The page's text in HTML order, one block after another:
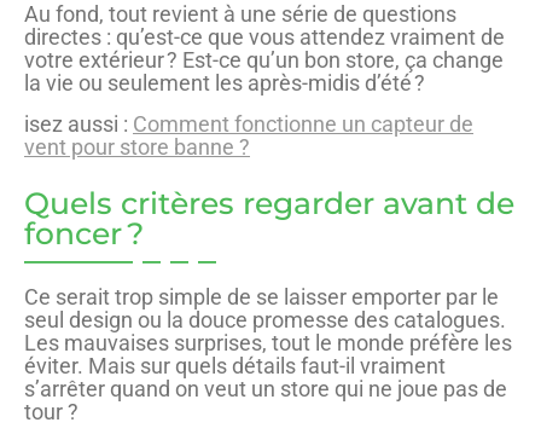
Au fond, tout revient à une série de questions
directes : qu’est-ce que vous attendez vraiment de
votre extérieur ? Est-ce qu’un bon store, ça change
la vie ou seulement les après-midis d’été ?
isez aussi : Comment fonctionne un capteur de
vent pour store banne ?
Quels critères regarder avant de
foncer ?
Ce serait trop simple de se laisser emporter par le
seul design ou la douce promesse des catalogues.
Les mauvaises surprises, tout le monde préfère les
éviter. Mais sur quels détails faut-il vraiment
s’arrêter quand on veut un store qui ne joue pas de
tour ?